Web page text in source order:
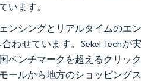
います。
ンシングとリアルタイムのエン
わせています。Sekel Techが実
ベンチマークを超えるクリック
ールから地方のショッピングス